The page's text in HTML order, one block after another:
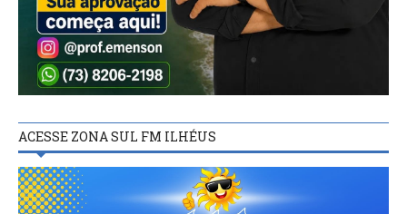
ACESSE ZONA SUL FM ILHÉUS